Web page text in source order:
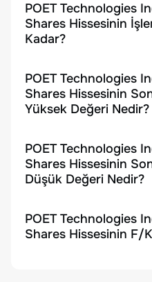
POET Technologies
Shares Hissesinin
Kadar?
POET Technologies
Shares Hissesinin
Yüksek Değeri Nedir?
POET Technologies
Shares Hissesinin
Düşük Değeri Nedir?
POET Technologies
Shares Hissesinin F/